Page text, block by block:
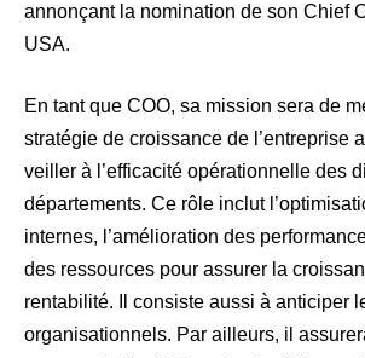
annonçant la nomination de son Chief
USA.
En tant que COO, sa mission sera de
stratégie de croissance de l’entreprise
veiller à l’efficacité opérationnelle des
départements. Ce rôle inclut
internes, l’amélioration des
des ressources pour assurer la
rentabilité. Il consiste aussi à anticiper
organisationnels. Par ailleurs, il